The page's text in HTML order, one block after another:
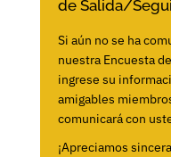
de Salida/
Si aún no se ha
nuestra Encuesta
ingrese su
amigables
comunicará con
¡Apreciamos